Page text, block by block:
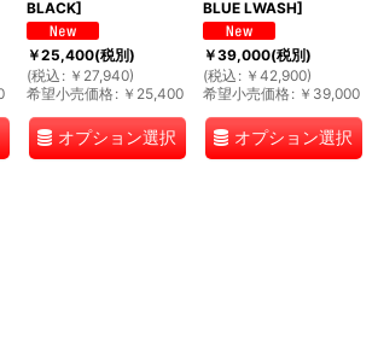
BLACK]
￥25,400(税別)
(税込 : ￥ 27,940)
希望小売価格: ￥ 25,400
オプション選択
BLUE LWASH]
￥39,000(税別)
(税込 : ￥ 42,900)
希望小売価格: ￥ 39,000
オプション選択